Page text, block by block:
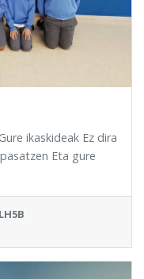
ikaskideak Ez dira
Eta gure